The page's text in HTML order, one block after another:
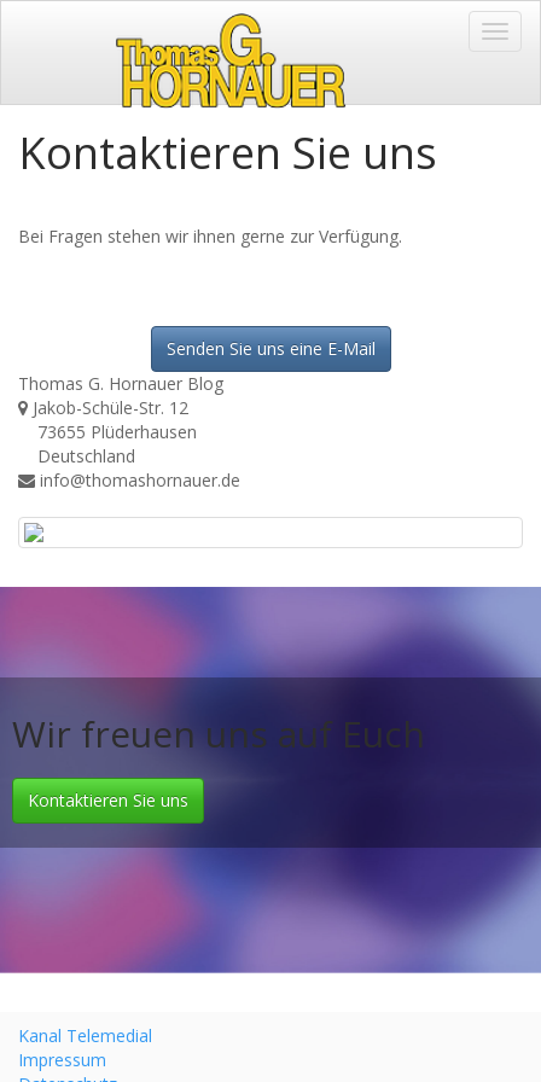
Kontaktieren Sie uns
Bei Fragen stehen wir ihnen gerne zur Verfügung.
Senden Sie uns eine E-Mail
Thomas G. Hornauer Blog
Jakob-Schüle-Str. 12
73655 Plüderhausen
Deutschland
info@thomashornauer.de
Wir freuen uns auf Euch
Kontaktieren Sie uns
Kanal Telemedial
Impressum